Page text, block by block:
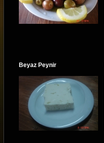
Beyaz Peynir